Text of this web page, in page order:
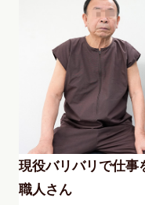
現役バリバリで仕事
職人さん